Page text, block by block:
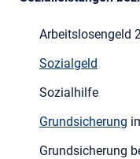
Arbeitslosengeld
Sozialgeld
Sozialhilfe
Grundsicherung
Grundsicherung